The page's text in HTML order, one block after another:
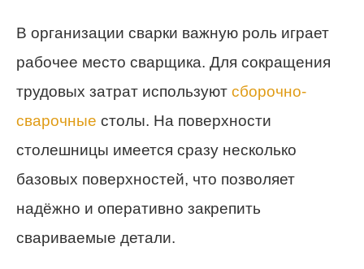
В организации сварки важную роль играет
рабочее место сварщика. Для сокращения
трудовых затрат используют сборочно-
сварочные столы. На поверхности
столешницы имеется сразу несколько
базовых поверхностей, что позволяет
надёжно и оперативно закрепить
свариваемые детали.